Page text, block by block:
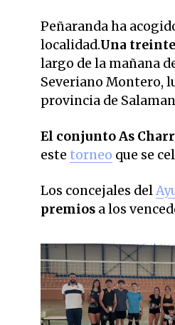
Peñaranda ha
localidad.Una
largo de la mañana
Severiano Montero,
provincia de
El conjunto As
este torneo que se
Los concejales del
premios a los